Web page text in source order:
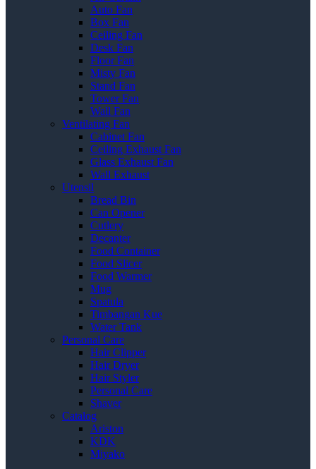
Auto Fan
Box Fan
Ceiling Fan
Desk Fan
Floor Fan
Misty Fan
Stand Fan
Tower Fan
Wall Fan
Ventilating Fan
Cabinet Fan
Ceiling Exhaust Fan
Glass Exhaust Fan
Wall Exhaust
Utensil
Bread Bin
Can Opener
Cutlery
Decanter
Food Container
Food Slicer
Food Warmer
Mug
Spatula
Timbangan Kue
Water Tank
Personal Care
Hair Clipper
Hair Dryer
Hair Styler
Personal Care
Shaver
Catalog
Ariston
KDK
Miyako